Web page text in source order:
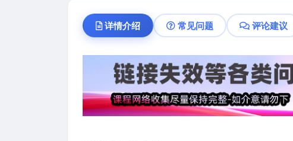
详情介绍 常见问题 评论建议